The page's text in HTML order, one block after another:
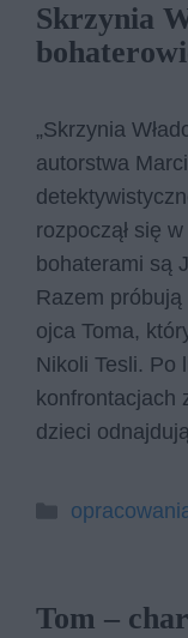
Skrzynia
„Skrzynia
autorstwa
rozpoczął się
bohaterami są
Razem
ojca Toma,
Nikoli Tesli. Po
konfrontacjach
dzieci
Kategorie
Tom –